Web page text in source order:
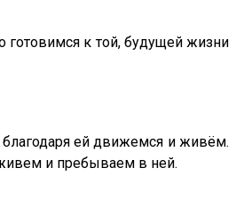
готовимся к той, будущей жизни
благодаря ей движемся и живём.
и пребываем в ней.